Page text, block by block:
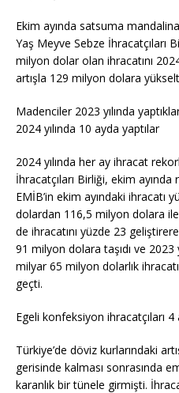
Ekim ayında satsuma
Yaş Meyve Sebze İhracatçıları
milyon dolar olan ihracatını
artışla 129 milyon dolara
Madenciler 2023 yılında
2024 yılında 10 ayda yaptılar
2024 yılında her ay ihracat
İhracatçıları Birliği, ekim
EMİB’in ekim ayındaki ihracatı
dolardan 116,5 milyon dolara
de ihracatını yüzde 23
91 milyon dolara taşıdı ve 2023
milyar 65 milyon dolarlık ihracatı
geçti.
Egeli konfeksiyon ihracatçıları 4
Türkiye’de döviz kurlarındaki
gerisinde kalması sonrasında
karanlık bir tünele girmişti.